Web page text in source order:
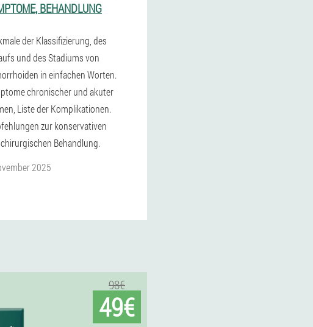
BEHANDLUNG
der Klassifizierung, des
und des Stadiums von
in einfachen Worten.
chronischer und akuter
Liste der Komplikationen.
zur konservativen
Behandlung.
2025
98€
49€